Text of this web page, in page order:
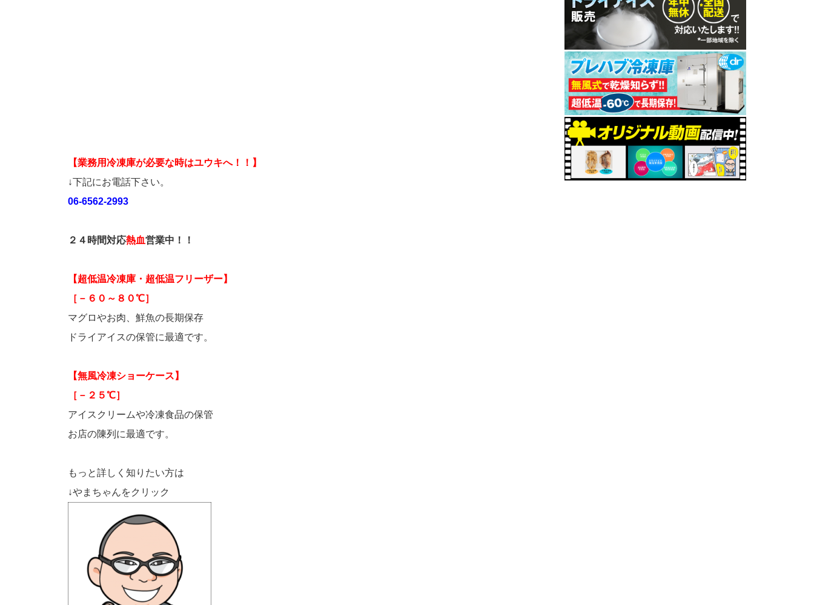
【業務用冷凍庫が必要な時はユウキへ！！】
↓下記にお電話下さい。
06-6562-2993
２４時間対応熱血営業中！！
【超低温冷凍庫・超低温フリーザー】
［－６０～８０℃］
マグロやお肉、鮮魚の長期保存
ドライアイスの保管に最適です。
【無風冷凍ショーケース】
［－２５℃］
アイスクリームや冷凍食品の保管
お店の陳列に最適です。
もっと詳しく知りたい方は
↓やまちゃんをクリック